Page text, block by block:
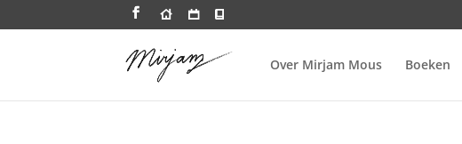
Over Mirjam Mous Boeken